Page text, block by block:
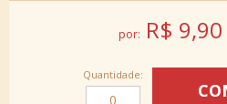
por: R$ 9,90
Quantidade: